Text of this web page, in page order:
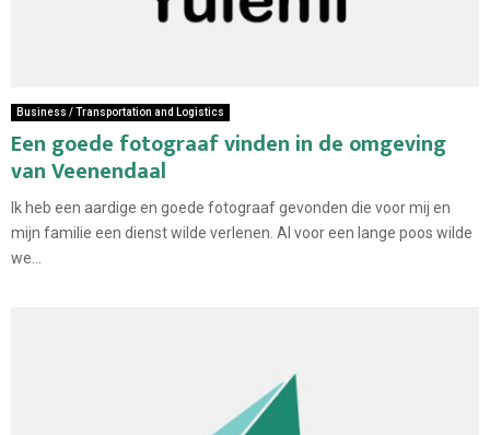
Business / Transportation and Logistics
Een goede fotograaf vinden in de omgeving
van Veenendaal
Ik heb een aardige en goede fotograaf gevonden die voor mij en
mijn familie een dienst wilde verlenen. Al voor een lange poos wilde
we...